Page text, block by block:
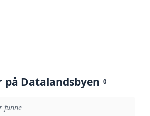
på Datalandsbyen 0
funne